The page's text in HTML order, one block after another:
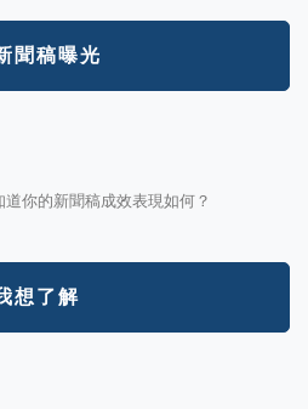
聞稿曝光
你的新聞稿成效表現如何？
想了解